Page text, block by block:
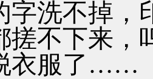
字洗不掉，
搓不下来，
衣服了……